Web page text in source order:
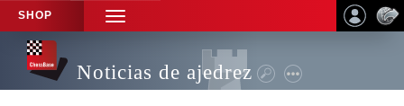
SHOP
TOGGLE
NAVIGATION
Noticias de ajedrez